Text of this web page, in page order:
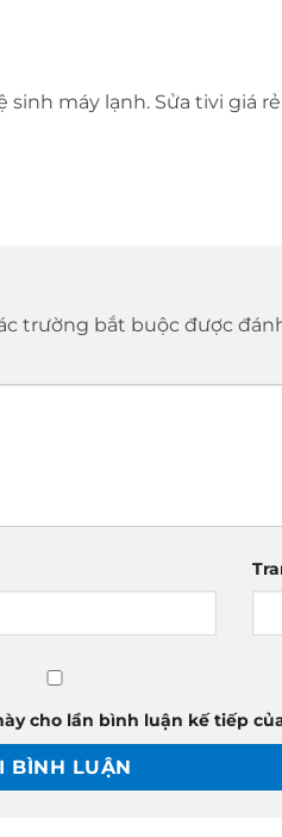
máy lạnh. Sửa tivi giá
trường bắt buộc được
cho lần bình luận kế tiếp